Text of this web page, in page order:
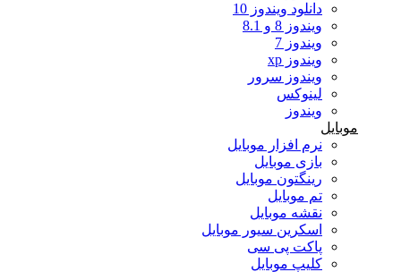
دانلود ویندوز 10
ویندوز 8 و 8.1
ویندوز 7
ویندوز xp
ویندوز سرور
لینوکس
ویندوز
موبایل
نرم افزار موبایل
بازی موبایل
رینگتون موبایل
تم موبایل
نقشه موبایل
اسکرین سیور موبایل
پاکت پی سی
کلیپ موبایل